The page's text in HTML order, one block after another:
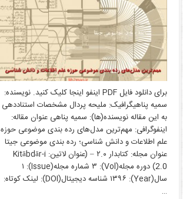
برای دانلود فایل PDF اینفو اینجا کلیک کنید. نویسنده:
سمیه پناهیگرافیک: ملیحه پردال مشخصات استناددهی
به این مقاله نویسنده‌(ها): سمیه پناهی عنوان مقاله:
اینفوگرافی: مهم‌ترین مدل‌های رده بندی موضوعی حوزه
علم اطلاعات و دانش شناسی؛ رده بندی موضوعی جیتا
عنوان مجله: کتابدار ۲.۰ – (عنوان لاتین: Kitābdār-i
2.0) دوره مجله(Vol): ۳ شماره مجله(Issue): ۱
سال(Year): ۱۳۹۶ شناسه دیجیتال(DOI): لینک کوتاه:
…